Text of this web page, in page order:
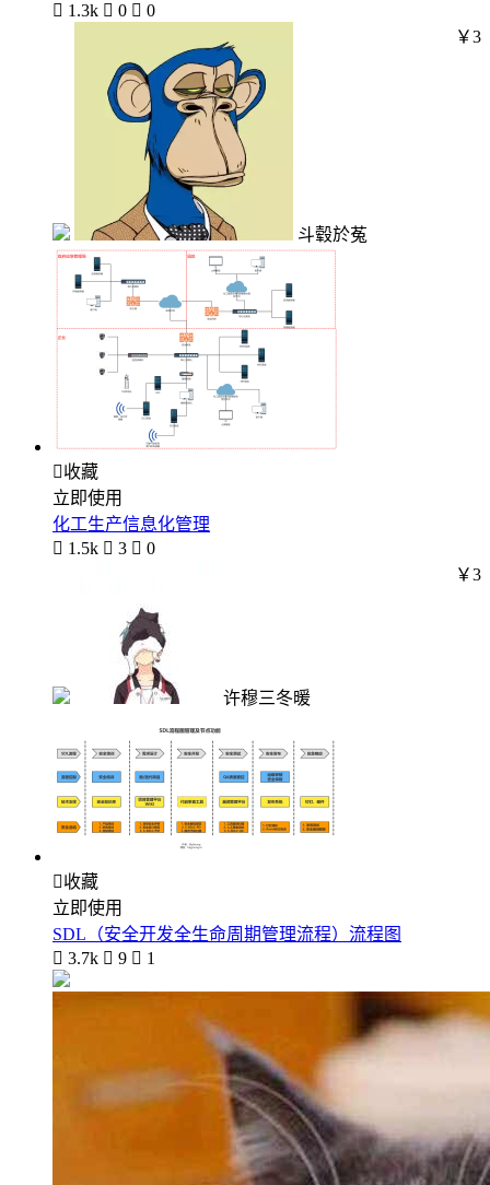
 1.3k  0  0
斗毂於菟
￥3
收藏
立即使用
化工生产信息化管理
 1.5k  3  0
许穆三冬暖
￥3
收藏
立即使用
SDL（安全开发全生命周期管理流程）流程图
 3.7k  9  1